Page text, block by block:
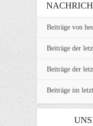
Beiträge von
Beiträge der
Beiträge der
Beiträge im